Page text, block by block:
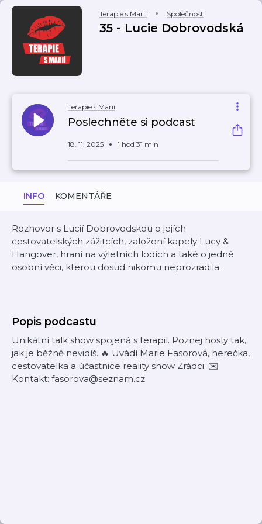
Terapie s Marií Společnost
35 - Lucie Dobrovodská
Terapie s Marií
Poslechněte si podcast
18. 11. 2025 1 hod 31 min
INFO KOMENTÁŘE
Rozhovor s Lucií Dobrovodskou o jejích
cestovatelských zážitcích, založení kapely Lucy &
Hangover, hraní na výletních lodích a také o jedné
osobní věci, kterou dosud nikomu neprozradila.
Popis podcastu
Unikátní talk show spojená s terapií. Poznej hosty tak,
jak je běžně nevidíš. 🔥 Uvádí Marie Fasorová, herečka,
cestovatelka a účastnice reality show Zrádci. ✉️
Kontakt: fasorova@seznam.cz